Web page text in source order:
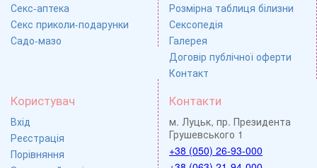
Секс-аптека
Секс приколи-подарунки
Садо-мазо
Розмірна таблиця білизни
Сексопедія
Галерея
Договір публічної оферти
Контакт
Користувач
Вхід
Реєстрація
Порівняння
Контакти
м. Луцьк, пр. Президента
Грушевського 1
+38 (050) 26-93-000